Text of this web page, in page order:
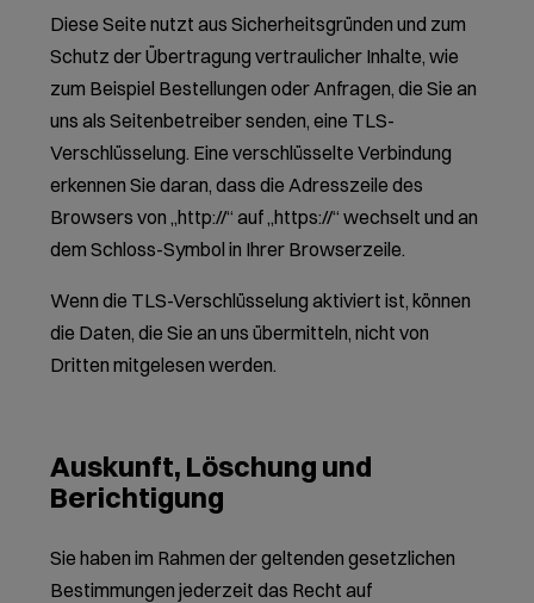
Diese Seite nutzt aus Sicherheitsgründen und zum
Schutz der Übertragung vertraulicher Inhalte, wie
zum Beispiel Bestellungen oder Anfragen, die Sie an
uns als Seitenbetreiber senden, eine TLS-
Verschlüsselung. Eine verschlüsselte Verbindung
erkennen Sie daran, dass die Adresszeile des
Browsers von „http://“ auf „https://“ wechselt und an
dem Schloss-Symbol in Ihrer Browserzeile.
Wenn die TLS-Verschlüsselung aktiviert ist, können
die Daten, die Sie an uns übermitteln, nicht von
Dritten mitgelesen werden.
Auskunft, Löschung und
Berichtigung
Sie haben im Rahmen der geltenden gesetzlichen
Bestimmungen jederzeit das Recht auf